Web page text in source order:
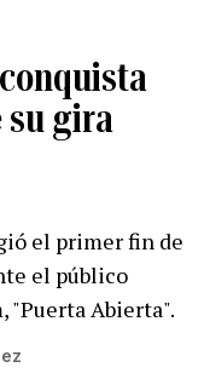
su gira
el primer fin de
el público
"Puerta Abierta".